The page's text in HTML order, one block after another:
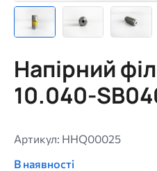
Напірний
10.040-
Артикул: HHQ00025
В наявності